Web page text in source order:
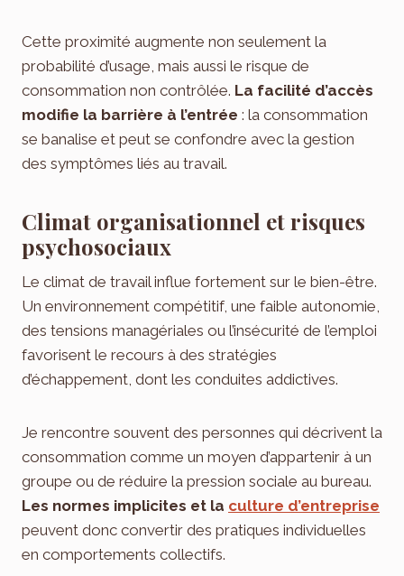
Cette proximité augmente non seulement la
probabilité d’usage, mais aussi le risque de
consommation non contrôlée. La facilité d’accès
modifie la barrière à l’entrée : la consommation
se banalise et peut se confondre avec la gestion
des symptômes liés au travail.
Climat organisationnel et risques
psychosociaux
Le climat de travail influe fortement sur le bien-être.
Un environnement compétitif, une faible autonomie,
des tensions managériales ou l’insécurité de l’emploi
favorisent le recours à des stratégies
d’échappement, dont les conduites addictives.
Je rencontre souvent des personnes qui décrivent la
consommation comme un moyen d’appartenir à un
groupe ou de réduire la pression sociale au bureau.
Les normes implicites et la culture d’entreprise
peuvent donc convertir des pratiques individuelles
en comportements collectifs.